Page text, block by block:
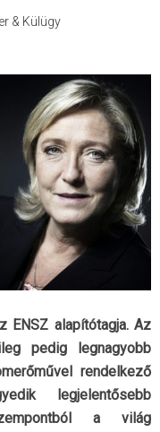
& Külügy
ENSZ alapítótagja. Az
pedig legnagyobb
rendelkező
legjelentősebb
a világ